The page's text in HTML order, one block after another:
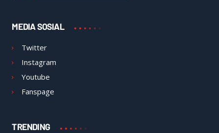
MEDIA SOSIAL
Twitter
Instagram
Youtube
Fanspage
TRENDING